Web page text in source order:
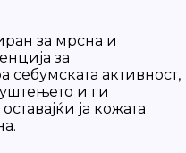
за мрсна и
за
себумската активност,
и ги
ја кожата